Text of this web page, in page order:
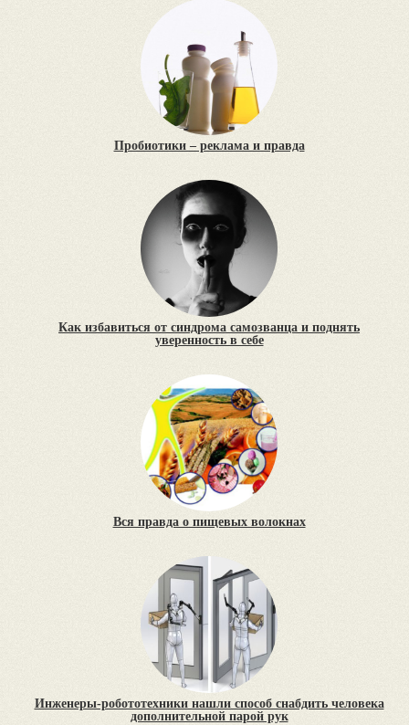
Пробиотики – реклама и правда
Как избавиться от синдрома самозванца и поднять
уверенность в себе
Вся правда о пищевых волокнах
Инженеры-робототехники нашли способ снабдить человека
дополнительной парой рук